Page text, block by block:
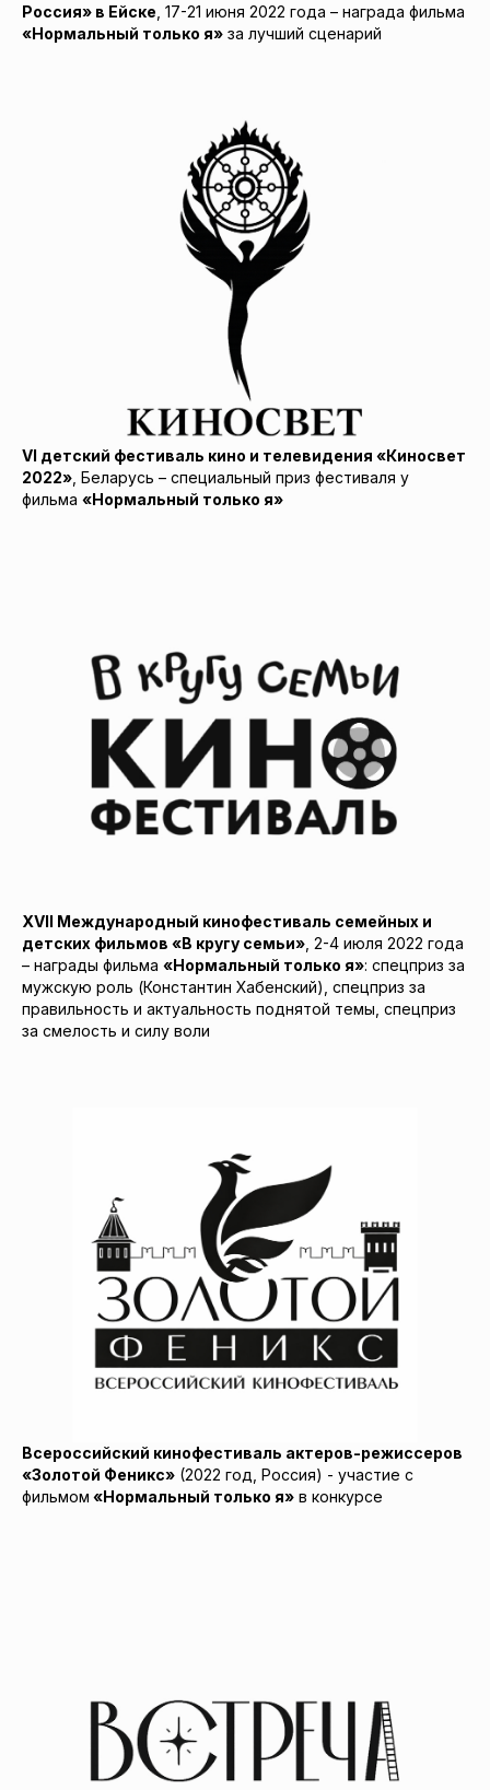
Россия» в Ейске , 17-21 июня 2022 года – награда фильма
«Нормальный только я» за лучший сценарий
VI детский фестиваль кино и телевидения «Киносвет
2022» , Беларусь – специальный приз фестиваля у
фильма «Нормальный только я»
XVII Международный кинофестиваль семейных и
детских фильмов «В кругу семьи» , 2-4 июля 2022 года
– награды фильма «Нормальный только я»: спецприз за
мужскую роль (Константин Хабенский), спецприз за
правильность и актуальность поднятой темы, спецприз
за смелость и силу воли
Всероссийский кинофестиваль актеров-режиссеров
«Золотой Феникс» (2022 год, Россия) - участие с
фильмом «Нормальный только я» в конкурсе